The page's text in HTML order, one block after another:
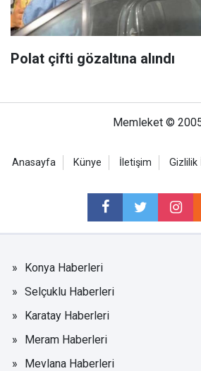
Polat çifti gözaltına alındı
Memleket ©
Anasayfa Künye İletişim Gizlilik
Konya Haberleri
Selçuklu Haberleri
Karatay Haberleri
Meram Haberleri
Mevlana Haberleri